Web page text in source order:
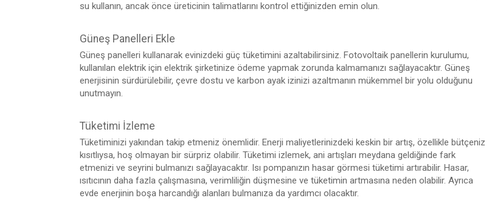
su kullanın, ancak önce üreticinin talimatlarını kontrol ettiğinizden emin olun.
Güneş Panelleri Ekle
Güneş panelleri kullanarak evinizdeki güç tüketimini azaltabilirsiniz. Fotovoltaik panellerin kurulumu,
kullanılan elektrik için elektrik şirketinize ödeme yapmak zorunda kalmamanızı sağlayacaktır. Güneş
enerjisinin sürdürülebilir, çevre dostu ve karbon ayak izinizi azaltmanın mükemmel bir yolu olduğunu
unutmayın.
Tüketimi İzleme
Tüketiminizi yakından takip etmeniz önemlidir. Enerji maliyetlerinizdeki keskin bir artış, özellikle bütçeniz
kısıtlıysa, hoş olmayan bir sürpriz olabilir. Tüketimi izlemek, ani artışları meydana geldiğinde fark
etmenizi ve seyrini bulmanızı sağlayacaktır. Isı pompanızın hasar görmesi tüketimi artırabilir. Hasar,
ısıtıcının daha fazla çalışmasına, verimliliğin düşmesine ve tüketimin artmasına neden olabilir. Ayrıca
evde enerjinin boşa harcandığı alanları bulmanıza da yardımcı olacaktır.